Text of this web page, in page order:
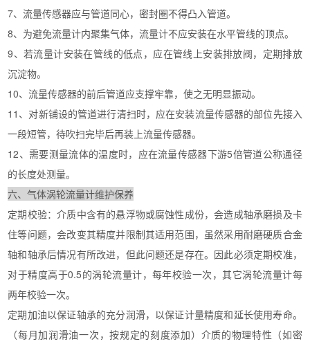
7、流量传感器应与管道同心，密封圈不得凸入管道。
8、为避免流量计内聚集气体，流量计不应安装在水平管线的顶点。
9、若流量计安装在管线的低点，应在管线上安装排放阀，定期排放
沉淀物。
10、流量传感器的前后管道应支撑牢靠，使之无明显振动。
11、对新铺设的管道进行清扫时，应在安装流量传感器的部位先接入
一段短管，待吹扫完毕后再装上流量传感器。
12、需要测量流体的温度时，应在流量传感器下游5倍管道公称通径
的长度处测量。
六、气体涡轮流量计维护保养
定期校验：介质中含有的悬浮物或腐蚀性成份，会造成轴承磨损及卡
住等问题，会改变其精度并限制其适用范围，虽然采用耐磨硬质合金
轴和轴承后情况有所改进，但此问题还是存在。因此必须定期校准，
对于精度高于0.5的涡轮流量计，每年校验一次，其它涡轮流量计每
两年校验一次。
定期加油以保证轴承的充分润滑，以保证计量精度和延长使用寿命。
（每月加润滑油一次，按规定的刻度添加） 介质的物理特性（如密